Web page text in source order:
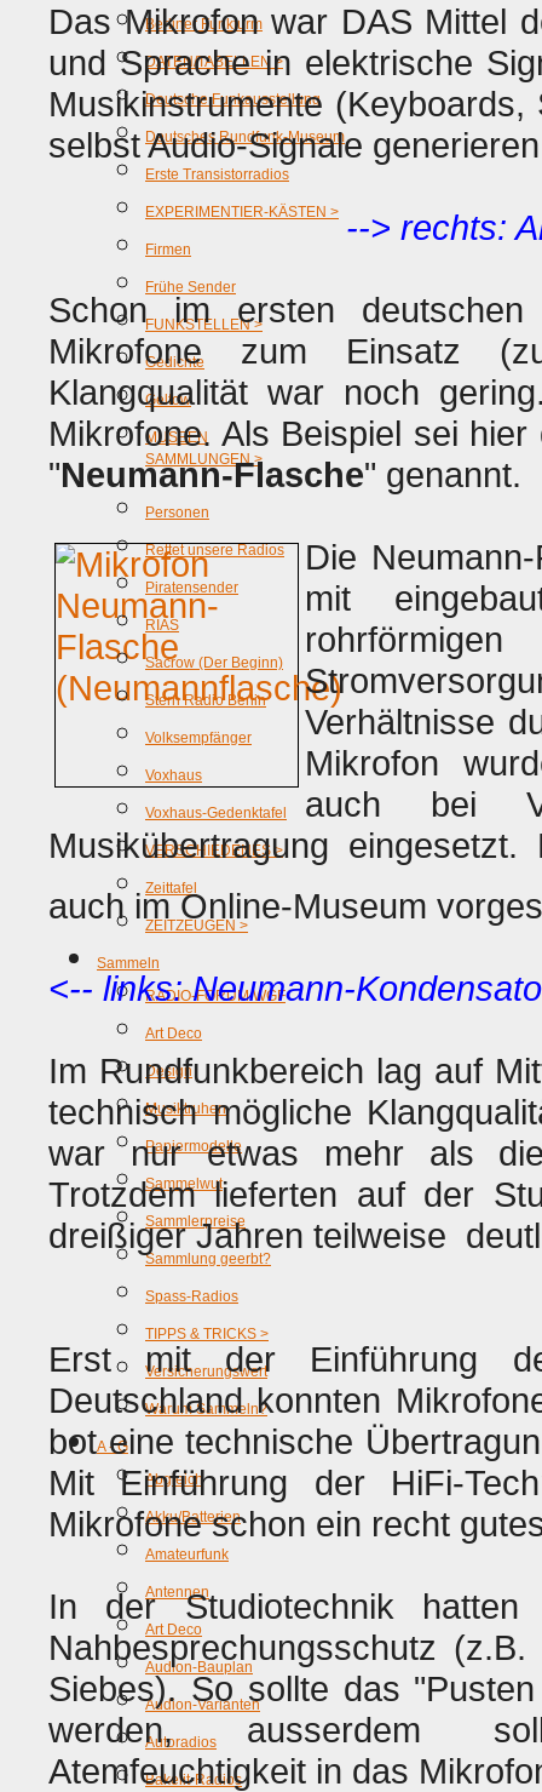
Berliner Funkturm
DATEN/TABELLEN >
Deutsche Funkausstellung
Deutsches Rundfunk-Museum
Erste Transistorradios
EXPERIMENTIER-KÄSTEN >
Firmen
Frühe Sender
FUNKSTELLEN >
Gedichte
Geltow
MUSEEN
SAMMLUNGEN >
Personen
Rettet unsere Radios
Piratensender
RIAS
Sacrow (Der Beginn)
Stern Radio Berlin
Volksempfänger
Voxhaus
Voxhaus-Gedenktafel
VERSCHIEDENES >
Zeittafel
ZEITZEUGEN >
Sammeln
RADIO-FORUM WGF
Art Deco
Design
Musiktruhen
Papiermodelle
Sammelwut
Sammlerpreise
Sammlung geerbt?
Spass-Radios
TIPPS & TRICKS >
Versicherungswert
Warum Sammeln?
A - G
Abgleich
Akku/Batterien
Amateurfunk
Antennen
Art Deco
Audion-Bauplan
Audion-Varianten
Autoradios
Bakelit-Radios
Das Mikrofon war DAS Mittel
und Sprache in elektrische
Musikinstrumente
selbst Audio-Signale
--> rechts:
Schon im ersten deutschen
Mikrofone zum Einsatz
Klangqualität war noch
Mikrofone. Als Beispiel sei
"Neumann-Flasche" genannt.
Die
mit
Verhältnisse
Mikrofon
auch bei
Musikübertragung
auch im Online-Museum
<-- links: Neumann-
Im Rundfunkbereich lag auf
technisch mögliche
war nur etwas mehr als die
Trotzdem lieferten auf der
dreißiger Jahren teilweise
Erst mit der Einführung
Deutschland konnten
bot eine technische
Mit Einführung der HiFi-
Mikrofone schon ein recht
In der Studiotechnik
Nahbesprechungsschutz
Siebes). So sollte das
werden, ausserdem
Atemfeuchtigkeit in das